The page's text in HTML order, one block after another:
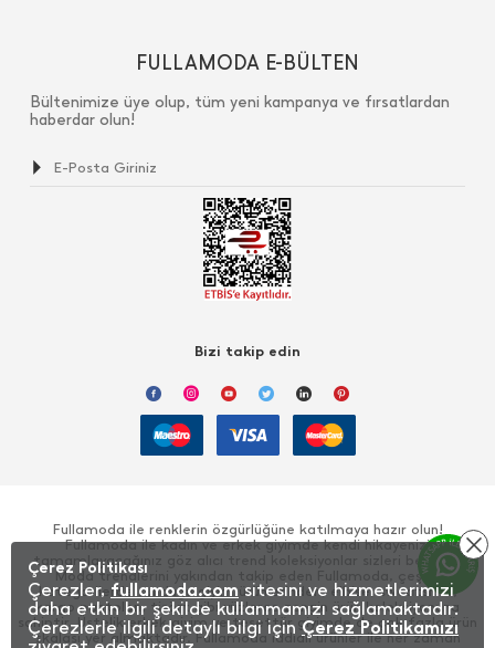
FULLAMODA E-BÜLTEN
Bültenimize üye olup, tüm yeni kampanya ve fırsatlardan
haberdar olun!
Bizi takip edin
Fullamoda ile renklerin özgürlüğüne katılmaya hazır olun!
Fullamoda ile kadın ve erkek giyimde kendi hikayenizi
tamamlayacağınız göz alıcı trend koleksiyonlar sizleri bekliyor!
Moda trendlerini yakından takip eden Fullamoda, çeşitli
kategorilerde sunduğu giyim ürünlerinden, elbise, sweatshirt,
kargo pantolon, tişört gibi yüzlerce zengin ürün koleksiyonuna
sahiptir. Üstelik erkek giyim ve tesettür giyimde de çok fazla ürün
skalası yer almaktadır. Fullamoda iddialı ürünler ile her zaman
Çerez Politikası
Çerezler, fullamoda.com sitesini ve hizmetlerimizi
daha etkin bir şekilde kullanmamızı sağlamaktadır.
Çerezlerle ilgili detaylı bilgi için Çerez Politikamızı